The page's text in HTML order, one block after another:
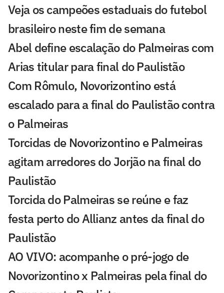
Veja os campeões estaduais do futebol
brasileiro neste fim de semana
Abel define escalação do Palmeiras com
Arias titular para final do Paulistão
Com Rômulo, Novorizontino está
escalado para a final do Paulistão contra
o Palmeiras
Torcidas de Novorizontino e Palmeiras
agitam arredores do Jorjão na final do
Paulistão
Torcida do Palmeiras se reúne e faz
festa perto do Allianz antes da final do
Paulistão
AO VIVO: acompanhe o pré-jogo de
Novorizontino x Palmeiras pela final do